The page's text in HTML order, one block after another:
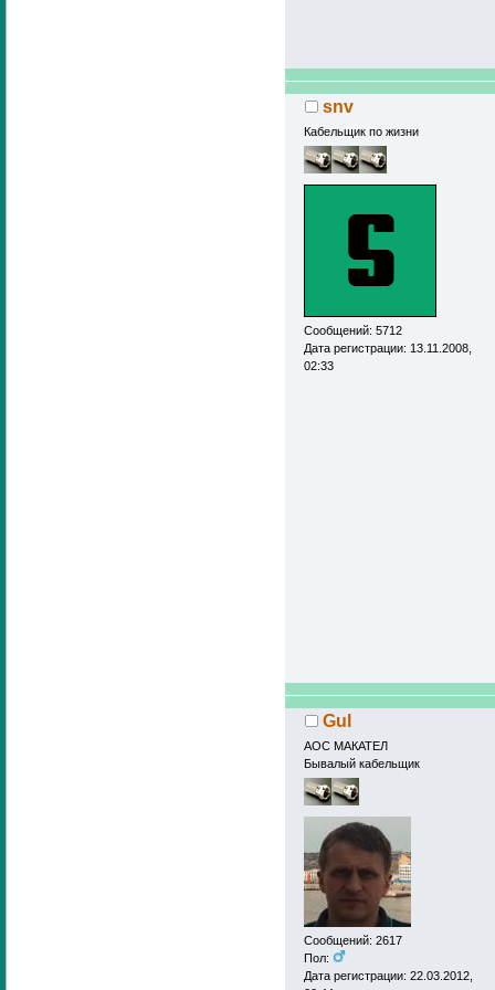
snv
Кабельщик по жизни
Сообщений: 5712
Дата регистрации: 13.11.2008,
02:33
Gul
АОС МАКАТЕЛ
Бывалый кабельщик
Сообщений: 2617
Пол:
Дата регистрации: 22.03.2012,